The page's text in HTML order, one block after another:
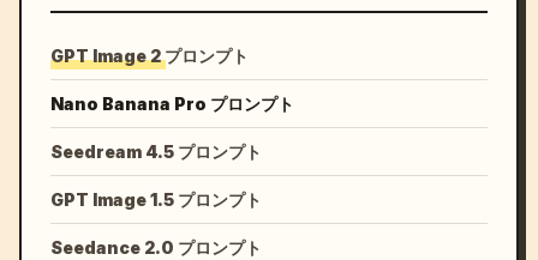
GPT Image 2 プロンプト
Nano Banana Pro プロンプト
Seedream 4.5 プロンプト
GPT Image 1.5 プロンプト
Seedance 2.0 プロンプト